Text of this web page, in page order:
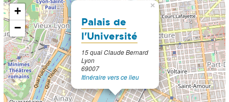
Palais de
l'Université
15 quai Claude Bernard
Lyon
69007
Itinéraire vers ce lieu
×
+
−